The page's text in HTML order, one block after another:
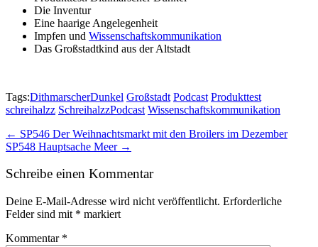
Die Inventur
Eine haarige Angelegenheit
Impfen und Wissenschaftskommunikation
Das Großstadtkind aus der Altstadt
Tags:DithmarscherDunkel Großstadt Podcast Produkttest
schreihalzz SchreihalzzPodcast Wissenschaftskommunikation
Post
navigation
← SP546 Der Weihnachtsmarkt mit den Broilers im Dezember
SP548 Hauptsache Meer →
Schreibe einen Kommentar
Deine E-Mail-Adresse wird nicht veröffentlicht. Erforderliche
Felder sind mit * markiert
Kommentar *